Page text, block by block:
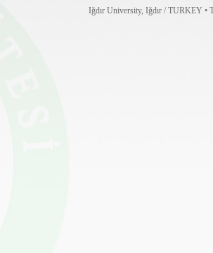
Iğdır University, Iğdır / TURKEY •